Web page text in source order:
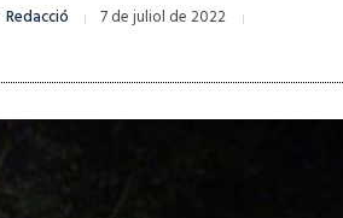
Redacció 7 de juliol de 2022